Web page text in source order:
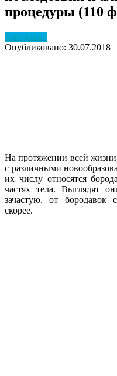
процедуры (110
Бородавки
Опубликовано: 30.07.2018
На протяжении всей
с различными
их числу относятся
частях тела. Выглядят
зачастую, от бородавок
скорее.